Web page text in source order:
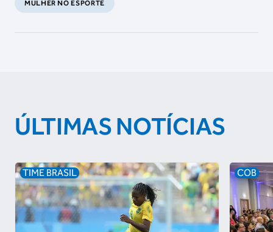
MULHER NO ESPORTE
ÚLTIMAS NOTÍCIAS
TIME BRASIL COB